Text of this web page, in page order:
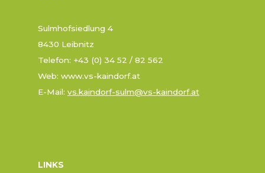
Sulmhofsiedlung 4
8430 Leibnitz
Telefon: +43 (0) 34 52 / 82 562
Web: www.vs-kaindorf.at
E-Mail: vs.kaindorf-sulm@vs-kaindorf.at
LINKS